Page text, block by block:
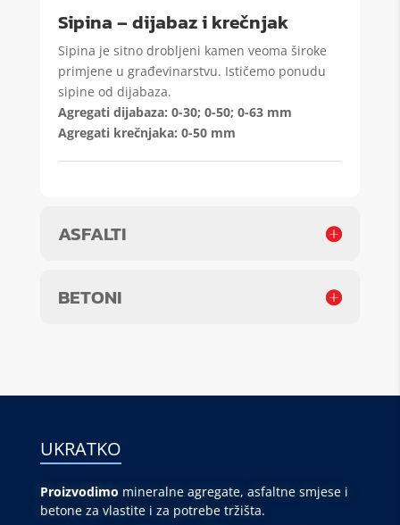
Sipina – dijabaz i krečnjak
Sipina je sitno drobljeni kamen veoma široke
primjene u građevinarstvu. Ističemo ponudu
sipine od dijabaza.
Agregati dijabaza: 0-30; 0-50; 0-63 mm
Agregati krečnjaka: 0-50 mm
ASFALTI
BETONI
UKRATKO
Proizvodimo mineralne agregate, asfaltne smjese i
betone za vlastite i za potrebe tržišta.